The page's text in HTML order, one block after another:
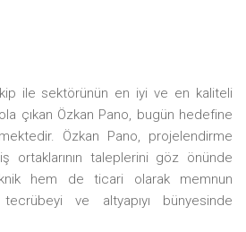
ile sektörünün en iyi ve en kaliteli
çıkan Özkan Pano, bugün hedefine
Özkan Pano, projelendirme
ortaklarının taleplerini göz önünde
hem de ticari olarak memnun
ve altyapıyı bünyesinde